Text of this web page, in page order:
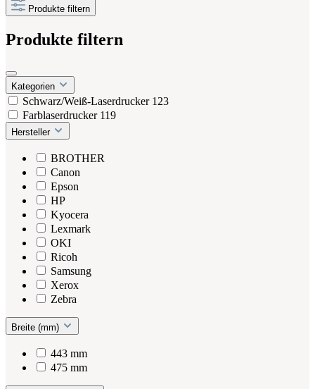
Produkte filtern
Produkte filtern
Kategorien
Schwarz/Weiß-Laserdrucker 123
Farblaserdrucker 119
Hersteller
BROTHER
Canon
Epson
HP
Kyocera
Lexmark
OKI
Ricoh
Samsung
Xerox
Zebra
Breite (mm)
443 mm
475 mm